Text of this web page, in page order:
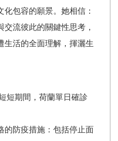
包容的願景。她相信：
流彼此的關鍵性思考，
生活的全面理解，揮灑生
短期間，荷蘭單日確診
的防疫措施：包括停止面